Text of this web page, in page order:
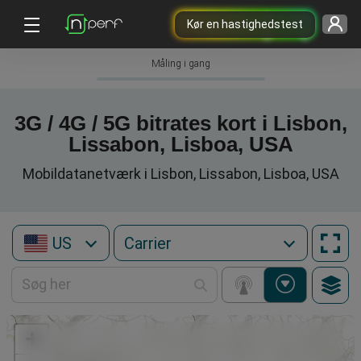
Kør en hastighedstest
Måling i gang
3G / 4G / 5G bitrates kort i Lisbon,
Lissabon, Lisboa, USA
Mobildatanetværk i Lisbon, Lissabon, Lisboa, USA
US